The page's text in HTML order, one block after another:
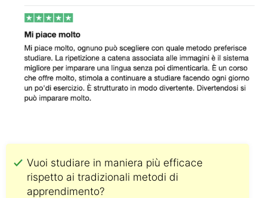
Vuoi studiare in maniera più efficace
rispetto ai tradizionali metodi di
apprendimento?